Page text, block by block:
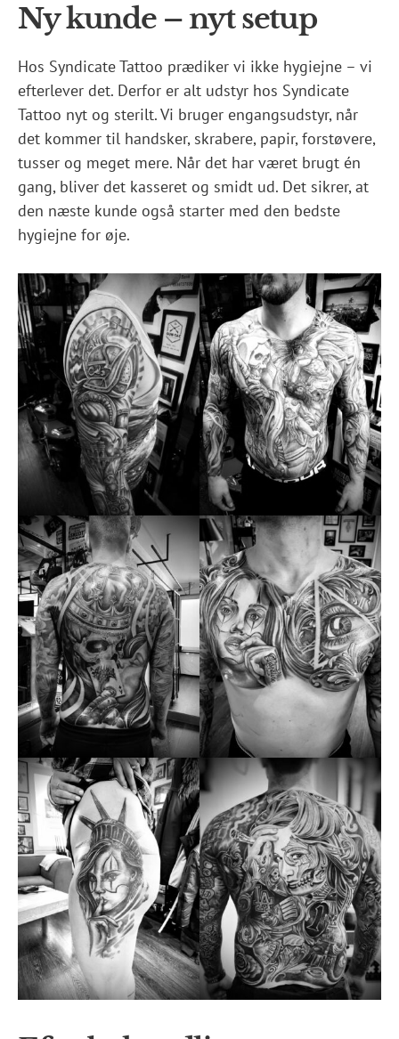
Ny kunde – nyt setup
Hos Syndicate Tattoo prædiker vi ikke hygiejne – vi
efterlever det. Derfor er alt udstyr hos Syndicate
Tattoo nyt og sterilt. Vi bruger engangsudstyr, når
det kommer til handsker, skrabere, papir, forstøvere,
tusser og meget mere. Når det har været brugt én
gang, bliver det kasseret og smidt ud. Det sikrer, at
den næste kunde også starter med den bedste
hygiejne for øje.